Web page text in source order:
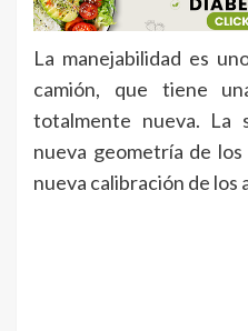
La manejabilidad es
camión, que tiene
totalmente nueva. La
nueva geometría de
nueva calibración de los